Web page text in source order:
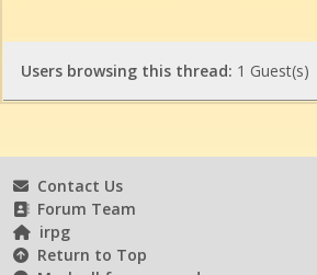
Users browsing this thread: 1 Guest(s)
Contact Us
Forum Team
irpg
Return to Top